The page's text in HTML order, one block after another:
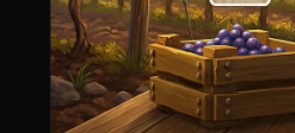
a
k
s
S
o